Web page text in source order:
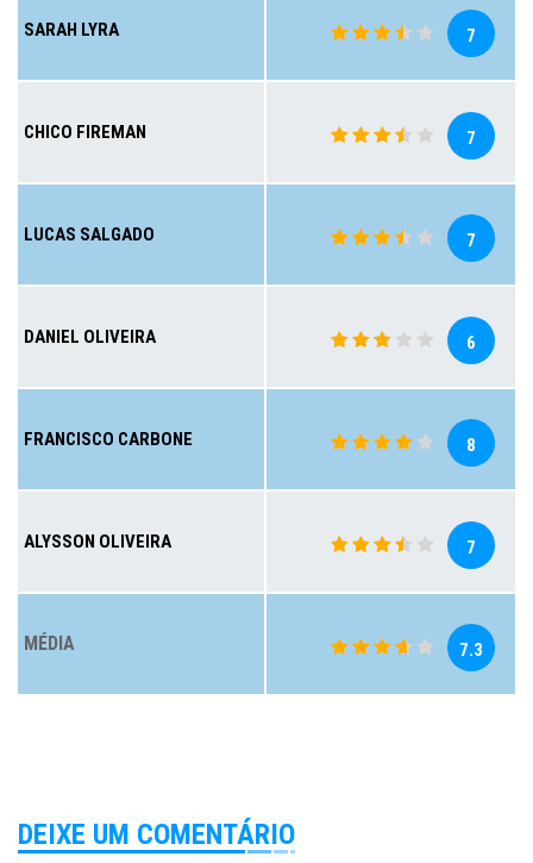
SARAH LYRA 7
CHICO FIREMAN 7
LUCAS SALGADO 7
DANIEL OLIVEIRA 6
FRANCISCO CARBONE 8
ALYSSON OLIVEIRA 7
MÉDIA 7.3
DEIXE UM COMENTÁRIO